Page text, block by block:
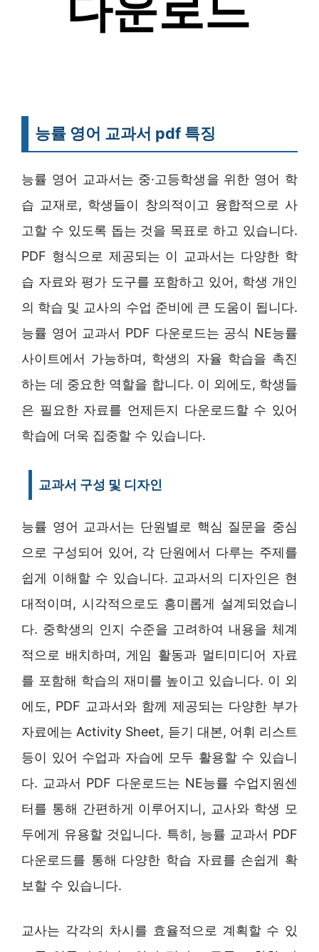
능률 영어 교과서 pdf 특징
능률 영어 교과서는 중·고등학생을 위한 영어 학
습 교재로, 학생들이 창의적이고 융합적으로 사
고할 수 있도록 돕는 것을 목표로 하고 있습니다.
PDF 형식으로 제공되는 이 교과서는 다양한 학
습 자료와 평가 도구를 포함하고 있어, 학생 개인
의 학습 및 교사의 수업 준비에 큰 도움이 됩니다.
능률 영어 교과서 PDF 다운로드는 공식 NE능률
사이트에서 가능하며, 학생의 자율 학습을 촉진
하는 데 중요한 역할을 합니다. 이 외에도, 학생들
은 필요한 자료를 언제든지 다운로드할 수 있어
학습에 더욱 집중할 수 있습니다.
교과서 구성 및 디자인
능률 영어 교과서는 단원별로 핵심 질문을 중심
으로 구성되어 있어, 각 단원에서 다루는 주제를
쉽게 이해할 수 있습니다. 교과서의 디자인은 현
대적이며, 시각적으로도 흥미롭게 설계되었습니
다. 중학생의 인지 수준을 고려하여 내용을 체계
적으로 배치하며, 게임 활동과 멀티미디어 자료
를 포함해 학습의 재미를 높이고 있습니다. 이 외
에도, PDF 교과서와 함께 제공되는 다양한 부가
자료에는 Activity Sheet, 듣기 대본, 어휘 리스트
등이 있어 수업과 자습에 모두 활용할 수 있습니
다. 교과서 PDF 다운로드는 NE능률 수업지원센
터를 통해 간편하게 이루어지니, 교사와 학생 모
두에게 유용할 것입니다. 특히, 능률 교과서 PDF
다운로드를 통해 다양한 학습 자료를 손쉽게 확
보할 수 있습니다.
교사는 각각의 차시를 효율적으로 계획할 수 있